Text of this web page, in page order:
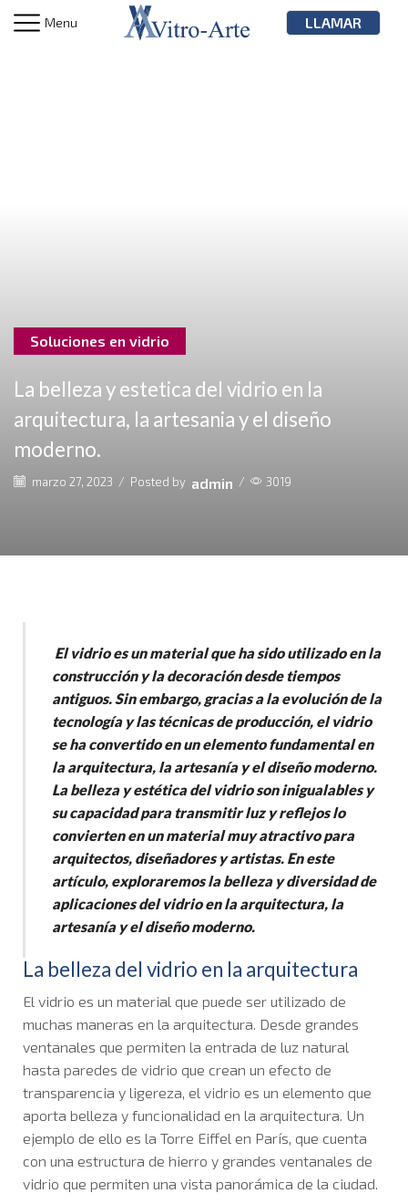
Menu LLAMAR
Soluciones en vidrio
La belleza y estetica del vidrio en la
arquitectura, la artesania y el diseño
moderno.
marzo 27, 2023 / Posted by admin / 3019
El vidrio es un material que ha sido utilizado en la
construcción y la decoración desde tiempos
antiguos. Sin embargo, gracias a la evolución de la
tecnología y las técnicas de producción, el vidrio
se ha convertido en un elemento fundamental en
la arquitectura, la artesanía y el diseño moderno.
La belleza y estética del vidrio son inigualables y
su capacidad para transmitir luz y reflejos lo
convierten en un material muy atractivo para
arquitectos, diseñadores y artistas. En este
artículo, exploraremos la belleza y diversidad de
aplicaciones del vidrio en la arquitectura, la
artesanía y el diseño moderno.
La belleza del vidrio en la arquitectura
El vidrio es un material que puede ser utilizado de
muchas maneras en la arquitectura. Desde grandes
ventanales que permiten la entrada de luz natural
hasta paredes de vidrio que crean un efecto de
transparencia y ligereza, el vidrio es un elemento que
aporta belleza y funcionalidad en la arquitectura. Un
ejemplo de ello es la Torre Eiffel en París, que cuenta
con una estructura de hierro y grandes ventanales de
vidrio que permiten una vista panorámica de la ciudad.